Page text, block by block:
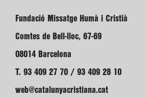
Fundació Missatge Humà i Cristià
Comtes de Bell-lloc, 67-69
08014 Barcelona
T. 93 409 27 70 / 93 409 28 10
web@catalunyacristiana.cat